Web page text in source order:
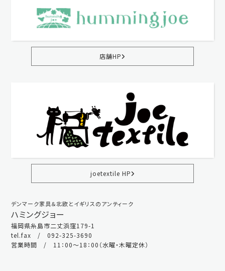
店舗HP
joetextile HP
デンマーク家具＆北欧とイギリスのアンティーク
ハミングジョー
福岡県糸島市二丈浜窪179-1
tel.fax / 092-325-3690
営業時間 / 11：00～18：00（水曜・木曜定休）